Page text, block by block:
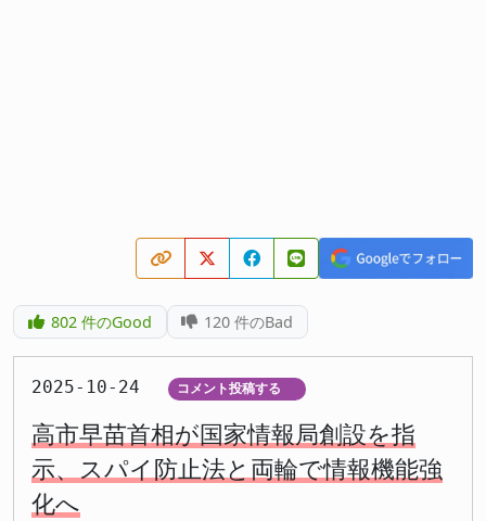
802 件のGood 120 件のBad
2025-10-24 コメント投稿する
高市早苗首相が国家情報局創設を指
示、スパイ防止法と両輪で情報機能強
化へ